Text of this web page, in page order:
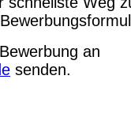
an
senden.